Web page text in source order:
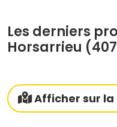
Les derniers
Horsarrieu
Afficher sur la